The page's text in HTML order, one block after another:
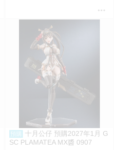
預購
十月公仔 預購2027年1月 G
SC PLAMATEA MX醬 0907